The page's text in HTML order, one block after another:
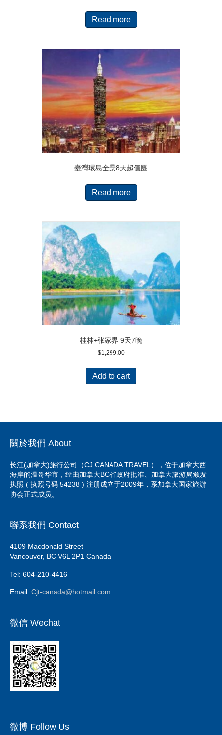
Read more
臺灣環島全景8天超值團
Read more
桂林+张家界 9天7晚
$1,299.00
Add to cart
關於我們 About
长江(加拿大)旅行公司（CJ CANADA TRAVEL），位于加拿大西
海岸的温哥华市，经由加拿大BC省政府批准、加拿大旅游局颁发
执照 ( 执照号码 54238 ) 注册成立于2009年，系加拿大国家旅游
协会正式成员。
聯系我們 Contact
4109 Macdonald Street
Vancouver, BC V6L 2P1 Canada
Tel: 604-210-4416
Email: Cjt-canada@hotmail.com
微信 Wechat
微博 Follow Us